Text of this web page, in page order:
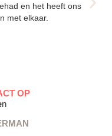
en het heeft ons
met elkaar.
OP